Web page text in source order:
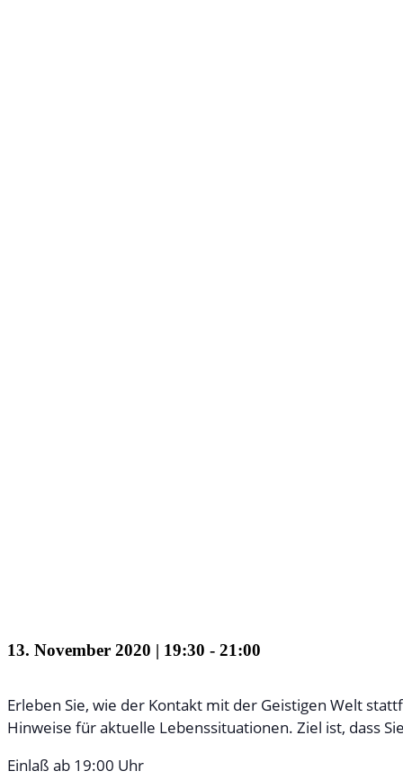
13. November 2020 | 19:30 - 21:00
Erleben Sie, wie der Kontakt mit der Geistigen Welt
Hinweise für aktuelle Lebenssituationen. Ziel ist, dass
Einlaß ab 19:00 Uhr